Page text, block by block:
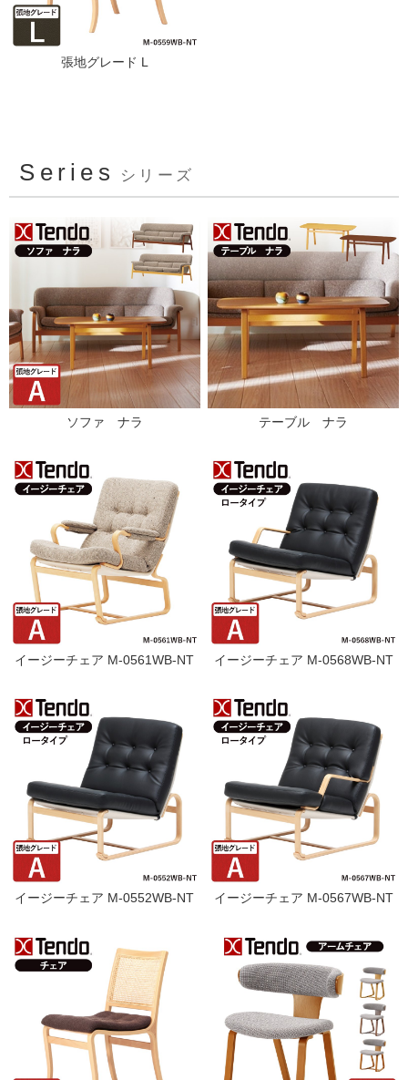
張地グレード L
Series シリーズ
ソファ ナラ テーブル ナラ
イージーチェア M-0561WB-NT イージーチェア M-0568WB-NT
イージーチェア M-0552WB-NT イージーチェア M-0567WB-NT